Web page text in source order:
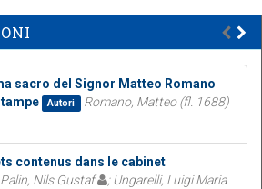
sacro del Signor Matteo Romano
Autori Romano, Matteo (fl. 1688)
contenus dans le cabinet
Palin, Nils Gustaf
; Ungarelli, Luigi Maria